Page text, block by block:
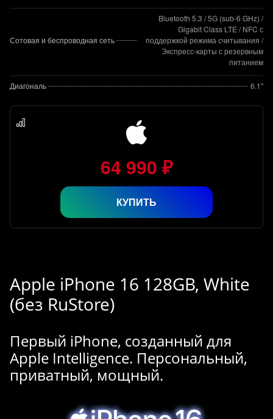
Сотовая и беспроводная сеть
Bluetooth 5.3 / 5G (sub‑6 GHz) /
Gigabit Class LTE / NFC с
поддержкой режима считывания /
Экспресс‑карты с резервным
питанием
Диагональ 6.1"
64 990 ₽
КУПИТЬ
Apple iPhone 16 128GB, White
(без RuStore)
Первый iPhone, созданный для
Apple Intelligence. Персональный,
приватный, мощный.